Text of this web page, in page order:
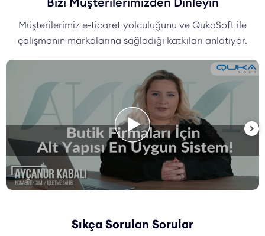
Müşterilerimiz e-ticaret yolculuğunu ve QukaSoft ile
çalışmanın markalarına sağladığı katkıları anlatıyor.
Sıkça Sorulan Sorular